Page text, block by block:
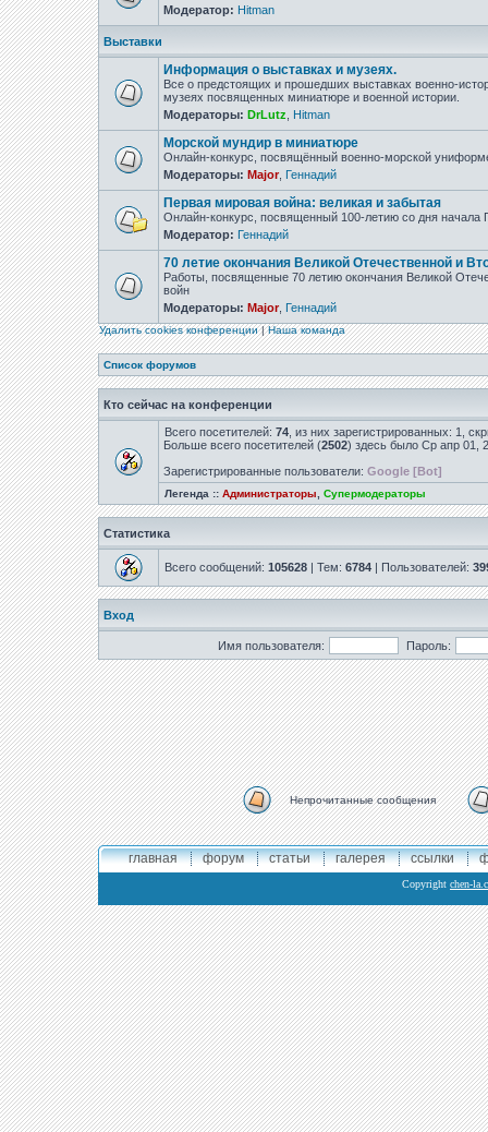
Модератор: Hitman
Выставки
Информация о выставках и музеях.
Все о предстоящих и прошедших выставках военно-
музеях посвященных миниатюре и военной истории.
Модераторы: DrLutz Hitman
Морской мундир в миниатюре
Онлайн-конкурс, посвящённый военно-морской
Модераторы: Major, Геннадий
Первая мировая война: великая и забытая
Онлайн-конкурс, посвященный 100-летию со дня начала
Модератор: Геннадий
70 летие окончания Великой Отечественной и
Работы, посвященные 70 летию окончания Великой
войн
Модераторы: Major, Геннадий
Удалить cookies конференции|Наша команда
Список форумов
Кто сейчас на конференции
Всего посетителей: 74 , из них зарегистрированных: 1,
Больше всего посетителей (2502) здесь было Ср апр 01,
Зарегистрированные пользователи: Google [Bot]
Легенда :: Администраторы Супермодераторы
Статистика
Всего сообщений: 105628 | Тем: 6784 | Пользователей:
Вход
Имя пользователя: Пароль:
Непрочитанные сообщения
главная форум статьи галерея ссылки
Copyright chen-